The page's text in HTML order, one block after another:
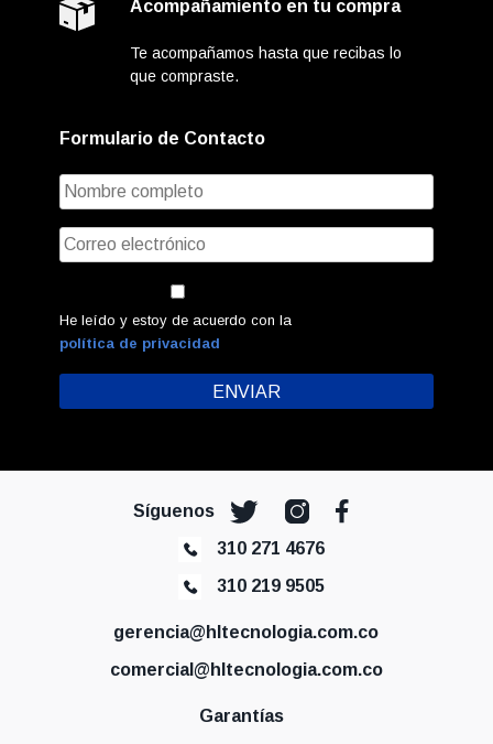
Acompañamiento en tu compra
Te acompañamos hasta que recibas lo
que compraste.
Formulario de Contacto
He leído y estoy de acuerdo con la
política de privacidad
Síguenos
310 271 4676
310 219 9505
gerencia@hltecnologia.com.co
comercial@hltecnologia.com.co
Garantías